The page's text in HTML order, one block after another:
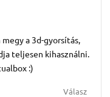
a 3d-gyorsítás,
teljesen kihasználni.
:)
Válasz